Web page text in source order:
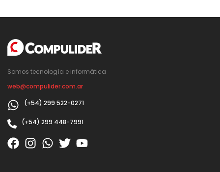
Somos tecnología e informática
web@compulider.com.ar
(+54) 299 522-0271
(+54) 299 448-7991